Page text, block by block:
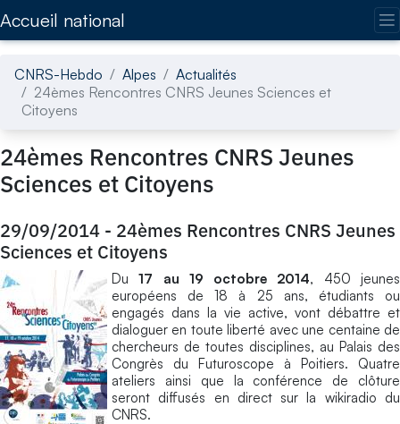
Accueil national
CNRS-Hebdo Alpes
Actualités
24èmes Rencontres CNRS Jeunes Sciences et
Citoyens
24èmes Rencontres CNRS Jeunes
Sciences et Citoyens
29/09/2014 - 24èmes Rencontres CNRS Jeunes
Sciences et Citoyens
Du17 au 19 octobre 2014, 450 jeunes
européens de 18 à 25 ans, étudiants ou
engagés dans la vie active, vont débattre et
dialoguer en toute liberté avec une centaine de
chercheurs de toutes disciplines, au Palais des
Congrès du Futuroscope à Poitiers. Quatre
ateliers ainsi que la conférence de clôture
seront diffusés en direct sur la wikiradio du
CNRS.